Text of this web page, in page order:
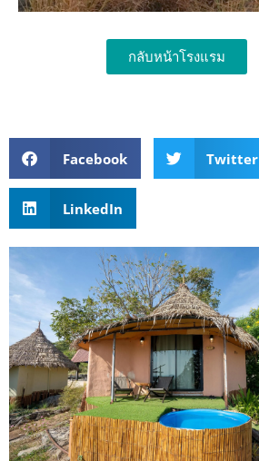
กลับหน้าโรงแรม
Facebook Twitter
LinkedIn